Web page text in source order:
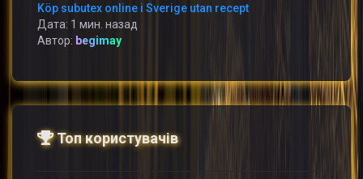
Köp subutex online i Sverige utan recept
Дата: 1 мин. назад
Автор: begimay
Топ користувачів